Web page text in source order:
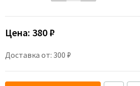
Цена: 380 ₽
Доставка от: 300 ₽